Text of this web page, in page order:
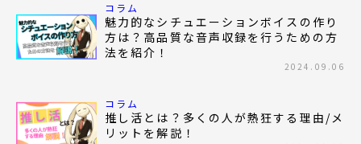
コラム
魅力的なシチュエーションボイスの作り
方は？高品質な音声収録を行うための方
法を紹介！
2024.09.06
コラム
推し活とは？多くの人が熱狂する理由/メ
リットを解説！